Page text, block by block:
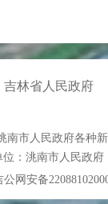
吉林省人民政府
南市人民政府各种
位：洮南市人民政
公网安备